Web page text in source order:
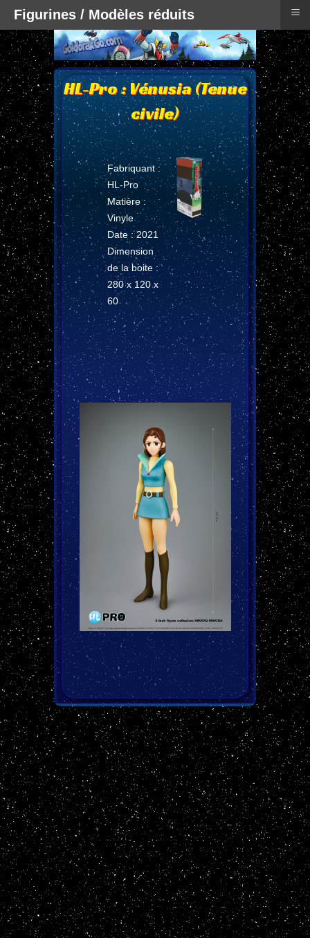
HL-Pro : Vénusia (Tenue
civile)
Fabriquant :
HL-Pro
Matière :
Vinyle
Date : 2021
Dimension
de la boite :
280 x 120 x
60
Figurines / Modèles réduits ≡